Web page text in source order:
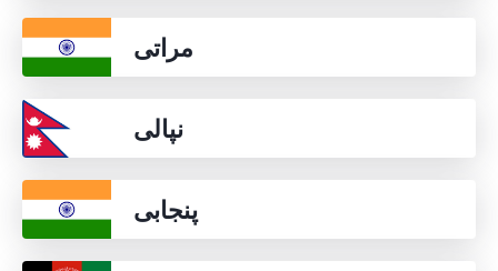
مراتی
نپالی
پنجابی